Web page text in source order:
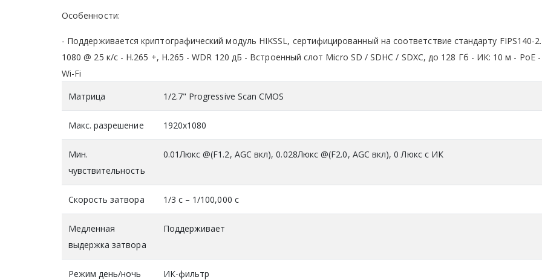
Особенности:
- Поддерживается криптографический модуль HIKSSL, сертифицированный на соответствие стандарту FIPS140-
1080 @ 25 к/с - H.265 +, H.265 - WDR 120 дБ - Встроенный слот Micro SD / SDHC / SDXC, до 128 Гб - ИК: 10 м - PoE -
Wi-Fi
Матрица
1/2.7" Progressive Scan CMOS
Макс. разрешение 1920x1080
Мин.
чувствительность
0.01Люкс @(F1.2, AGC вкл), 0.028Люкс @(F2.0, AGC вкл), 0 Люкс с ИК
Скорость затвора 1/3 с – 1/100,000 с
Медленная
выдержка затвора
Поддерживает
Режим день/ночь ИК-фильтр